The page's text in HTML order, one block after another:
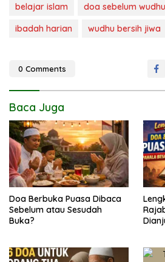
belajar islam doa sebelum wudhu
ibadah harian
wudhu bersih jiwa
0 Comments
Baca Juga
Doa Berbuka Puasa Dibaca
Sebelum atau Sesudah
Buka?